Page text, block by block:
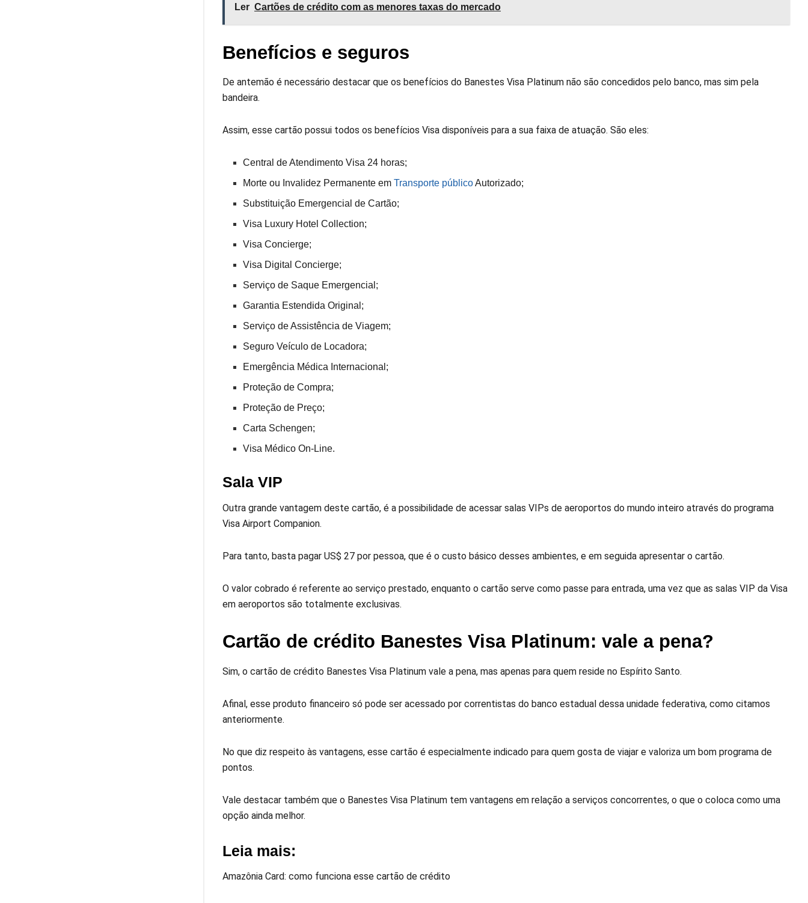
Ler Cartões de crédito com as menores taxas do mercado
Benefícios e seguros
De antemão é necessário destacar que os benefícios do Banestes Visa Platinum não são concedidos pelo banco, mas sim pela
bandeira.
Assim, esse cartão possui todos os benefícios Visa disponíveis para a sua faixa de atuação. São eles:
Central de Atendimento Visa 24 horas;
Morte ou Invalidez Permanente emTransporte públicoAutorizado;
Substituição Emergencial de Cartão;
Visa Luxury Hotel Collection;
Visa Concierge;
Visa Digital Concierge;
Serviço de Saque Emergencial;
Garantia Estendida Original;
Serviço de Assistência de Viagem;
Seguro Veículo de Locadora;
Emergência Médica Internacional;
Proteção de Compra;
Proteção de Preço;
Carta Schengen;
Visa Médico On-Line.
Sala VIP
Outra grande vantagem deste cartão, é a possibilidade de acessar salas VIPs de aeroportos do mundo inteiro através do programa
Visa Airport Companion.
Para tanto, basta pagar US$ 27 por pessoa, que é o custo básico desses ambientes, e em seguida apresentar o cartão.
O valor cobrado é referente ao serviço prestado, enquanto o cartão serve como passe para entrada, uma vez que as salas VIP da Visa
em aeroportos são totalmente exclusivas.
Cartão de crédito Banestes Visa Platinum: vale a pena?
Sim, o cartão de crédito Banestes Visa Platinum vale a pena, mas apenas para quem reside no Espírito Santo.
Afinal, esse produto financeiro só pode ser acessado por correntistas do banco estadual dessa unidade federativa, como citamos
anteriormente.
No que diz respeito às vantagens, esse cartão é especialmente indicado para quem gosta de viajar e valoriza um bom programa de
pontos.
Vale destacar também que o Banestes Visa Platinum tem vantagens em relação a serviços concorrentes, o que o coloca como uma
opção ainda melhor.
Leia mais:
Amazônia Card: como funciona esse cartão de crédito